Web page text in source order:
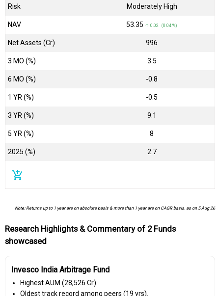
Risk Moderately High
NAV ₹53.35 ↑ 0.02 (0.04 %)
Net Assets (Cr) ₹996
3 MO (%) 3.5
6 MO (%) -0.8
1 YR (%) -0.5
3 YR (%) 9.1
5 YR (%) 8
2025 (%) 2.7
add_shopping_cart
Note: Returns up to 1 year are on absolute basis & more than 1 year are on CAGR basis. as on 5 Aug 26
Research Highlights & Commentary of 2 Funds
showcased
Invesco India Arbitrage Fund
Highest AUM (₹28,526 Cr).
Oldest track record among peers (19 yrs).